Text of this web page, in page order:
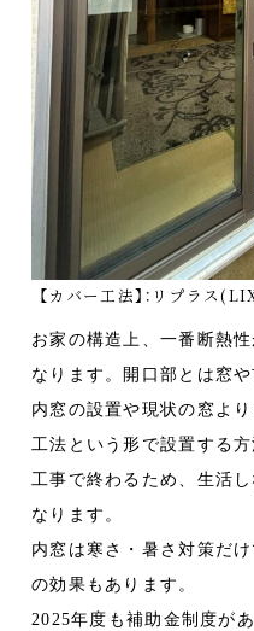
【カバー工法】：リプラス
お家の構造上、一番断熱
なります。開口部とは窓
内窓の設置や現状の窓よ
工法という形で設置する
工事で終わるため、生活
なります。
内窓は寒さ・暑さ対策だ
の効果もあります。
2025年度も補助金制度が